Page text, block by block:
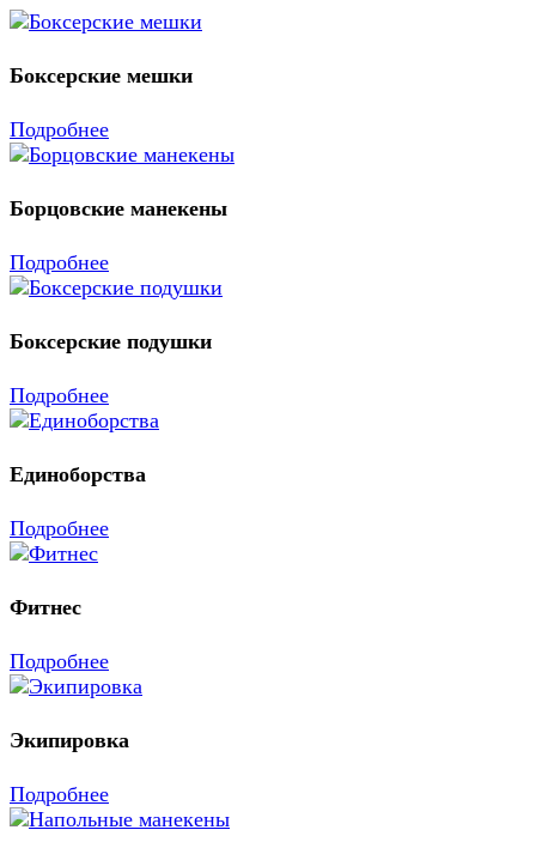
Боксерские мешки
Подробнее
Борцовские манекены
Подробнее
Боксерские подушки
Подробнее
Единоборства
Подробнее
Фитнес
Подробнее
Экипировка
Подробнее